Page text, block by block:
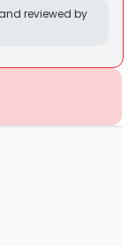
reviewed by